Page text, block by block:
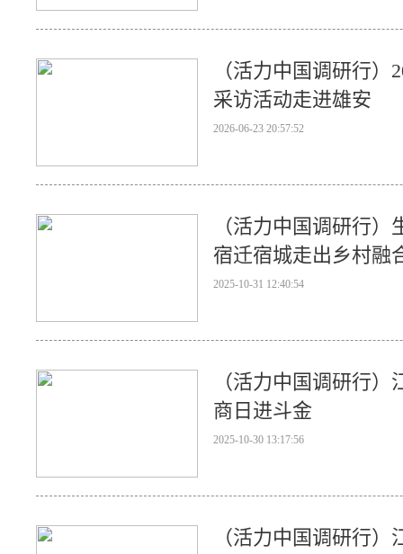
探访
（活力中国调研行
采访活动走进雄安
2026-06-23 20:57:52
（活力中国调研行
宿迁宿城走出乡村融
2025-10-31 12:40:54
（活力中国调研行
商日进斗金
2025-10-30 13:17:56
（活力中国调研行